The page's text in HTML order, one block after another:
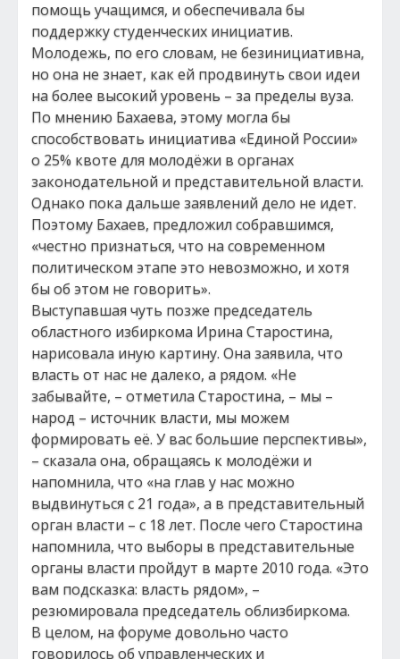
помощь учащимся, и обеспечивала бы
поддержку студенческих инициатив.
Молодежь, по его словам, не безинициативна,
но она не знает, как ей продвинуть свои идеи
на более высокий уровень – за пределы вуза.
По мнению Бахаева, этому могла бы
способствовать инициатива «Единой России»
о 25% квоте для молодёжи в органах
законодательной и представительной власти.
Однако пока дальше заявлений дело не идет.
Поэтому Бахаев, предложил собравшимся,
«честно признаться, что на современном
политическом этапе это невозможно, и хотя
бы об этом не говорить».
Выступавшая чуть позже председатель
областного избиркома Ирина Старостина,
нарисовала иную картину. Она заявила, что
власть от нас не далеко, а рядом. «Не
забывайте, – отметила Старостина, – мы –
народ – источник власти, мы можем
формировать её. У вас большие перспективы»,
– сказала она, обращаясь к молодёжи и
напомнила, что «на глав у нас можно
выдвинуться с 21 года», а в представительный
орган власти – с 18 лет. После чего Старостина
напомнила, что выборы в представительные
органы власти пройдут в марте 2010 года. «Это
вам подсказка: власть рядом», –
резюмировала председатель облизбиркома.
В целом, на форуме довольно часто
говорилось об управленческих и